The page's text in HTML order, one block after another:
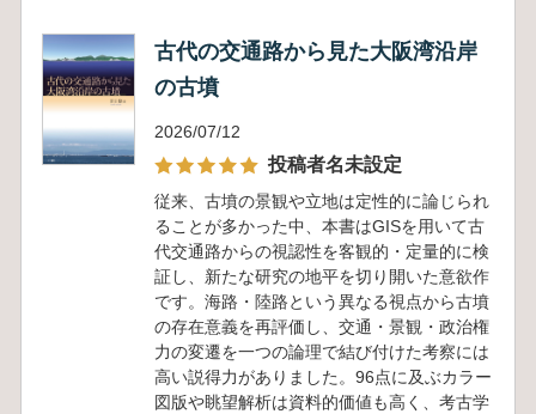
古代の交通路から見た大阪湾沿岸
の古墳
2026/07/12
投稿者名未設定
従来、古墳の景観や立地は定性的に論じられ
ることが多かった中、本書はGISを用いて古
代交通路からの視認性を客観的・定量的に検
証し、新たな研究の地平を切り開いた意欲作
です。海路・陸路という異なる視点から古墳
の存在意義を再評価し、交通・景観・政治権
力の変遷を一つの論理で結び付けた考察には
高い説得力がありました。96点に及ぶカラー
図版や眺望解析は資料的価値も高く、考古学